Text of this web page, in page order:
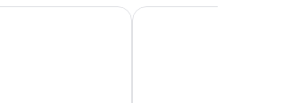
The Lodge at Eagle